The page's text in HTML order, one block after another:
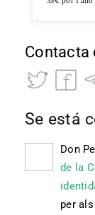
Contacta
Se está
Don
de la
per